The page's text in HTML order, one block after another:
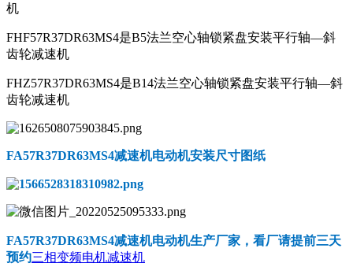
机
FHF57R37DR63MS4是B5法兰空心轴锁紧盘安装平行轴—斜
齿轮减速机
FHZ57R37DR63MS4是B14法兰空心轴锁紧盘安装平行轴—斜
齿轮减速机
FA57R37DR63MS4减速机电动机安装尺寸图纸
FA57R37DR63MS4减速机电动机生产厂家，看厂请提前三天
预约三相变频电机减速机